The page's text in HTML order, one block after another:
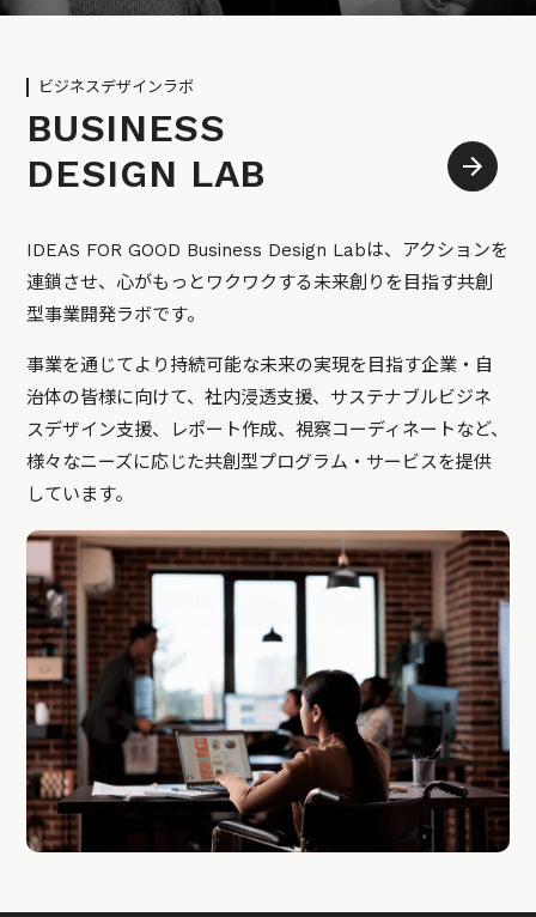
ビジネスデザインラボ
BUSINESS
DESIGN LAB
IDEAS FOR GOOD Business Design Labは、アクションを
連鎖させ、心がもっとワクワクする未来創りを目指す共創
型事業開発ラボです。
事業を通じてより持続可能な未来の実現を目指す企業・自
治体の皆様に向けて、社内浸透支援、サステナブルビジネ
スデザイン支援、レポート作成、視察コーディネートなど、
様々なニーズに応じた共創型プログラム・サービスを提供
しています。